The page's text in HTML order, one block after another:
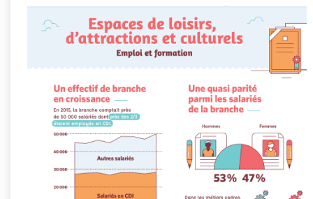
permet d’accroître l’activité hors-saison.